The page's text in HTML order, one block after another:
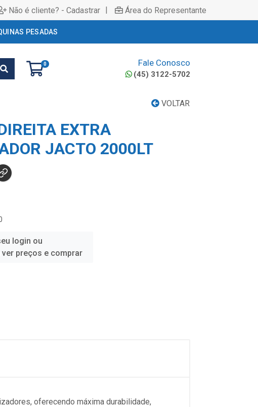
Não é cliente? - Cadastrar | Área do Representante
PESADAS
0 Fale Conosco
(45) 3122-5702
VOLTAR
EXTRA
JACTO 2000LT
login ou
preços e comprar
oferecendo máxima durabilidade,